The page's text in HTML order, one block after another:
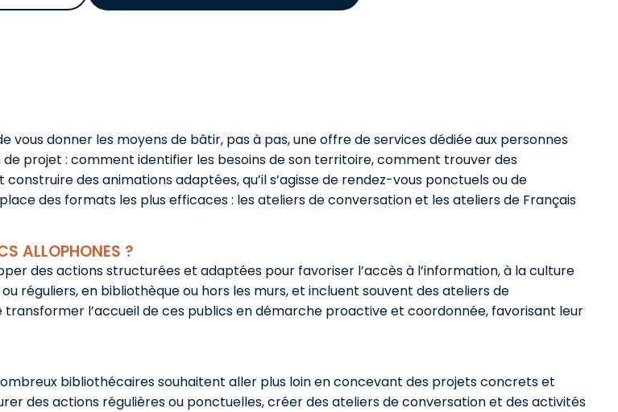
donner les moyens de bâtir, pas à pas, une offre de services dédiée aux personnes
projet : comment identifier les besoins de son territoire, comment trouver des
des animations adaptées, qu’il s’agisse de rendez-vous ponctuels ou de
des formats les plus efficaces : les ateliers de conversation et les ateliers de Français
ALLOPHONES ?
des actions structurées et adaptées pour favoriser l’accès à l’information, à la culture
réguliers, en bibliothèque ou hors les murs, et incluent souvent des ateliers de
transformer l’accueil de ces publics en démarche proactive et coordonnée, favorisant leur
bibliothécaires souhaitent aller plus loin en concevant des projets concrets et
des actions régulières ou ponctuelles, créer des ateliers de conversation et des activités